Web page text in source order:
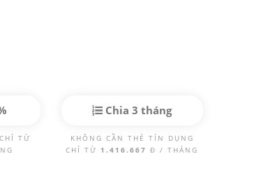
TỪ
Chia 3 tháng
KHÔNG CẦN THẺ TÍN DỤNG
CHỈ TỪ 1.416.667Đ / THÁNG